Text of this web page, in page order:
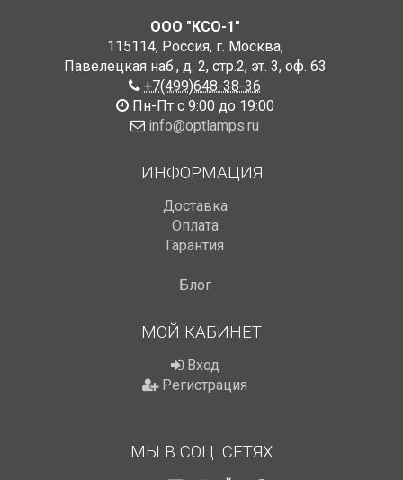
ООО "КСО-1"
115114, Россия, г. Москва,
Павелецкая наб., д. 2, стр.2, эт. 3, оф. 63
+7(499)648-38-36
Пн-Пт с 9:00 до 19:00
info@optlamps.ru
ИНФОРМАЦИЯ
Доставка
Оплата
Гарантия
Блог
МОЙ КАБИНЕТ
Вход
Регистрация
МЫ В СОЦ. СЕТЯХ